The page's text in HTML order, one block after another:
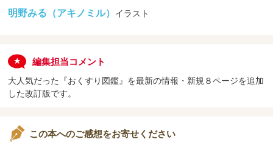
明野みる（アキノミル） イラスト
編集担当コメント
大人気だった『おくすり図鑑』を最新の情報・新規８ページを追加
した改訂版です。
この本へのご感想をお寄せください